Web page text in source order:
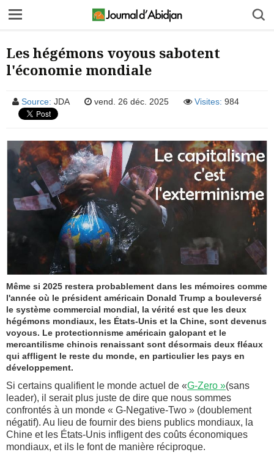
Les hégémons voyous sabotent
l'économie mondiale
Source: JDA vend. 26 déc. 2025 Visites: 984
Même si 2025 restera probablement dans les mémoires comme
l'année où le président américain Donald Trump a bouleversé
le système commercial mondial, la vérité est que les deux
hégémons mondiaux, les États-Unis et la Chine, sont devenus
voyous. Le protectionnisme américain galopant et le
mercantilisme chinois renaissant sont désormais deux fléaux
qui affligent le reste du monde, en particulier les pays en
développement.
Si certains qualifient le monde actuel de «G-Zero »(sans
leader), il serait plus juste de dire que nous sommes
confrontés à un monde « G-Negative-Two » (doublement
négatif). Au lieu de fournir des biens publics mondiaux, la
Chine et les États-Unis infligent des coûts économiques
mondiaux, et ils le font de manière réciproque.